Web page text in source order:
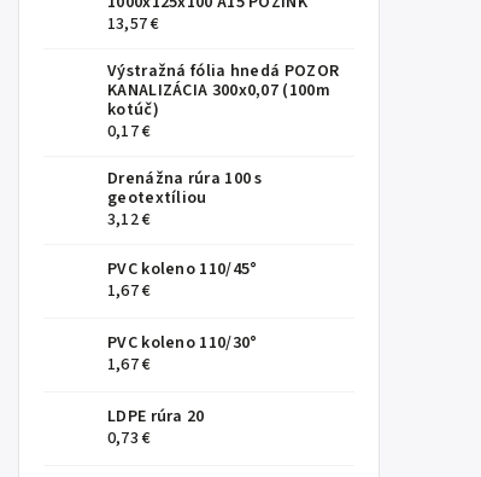
13,57 €
Výstražná fólia hnedá POZOR
KANALIZÁCIA 300x0,07 (100m
kotúč)
0,17 €
Drenážna rúra 100 s
geotextíliou
3,12 €
PVC koleno 110/45°
1,67 €
PVC koleno 110/30°
1,67 €
LDPE rúra 20
0,73 €